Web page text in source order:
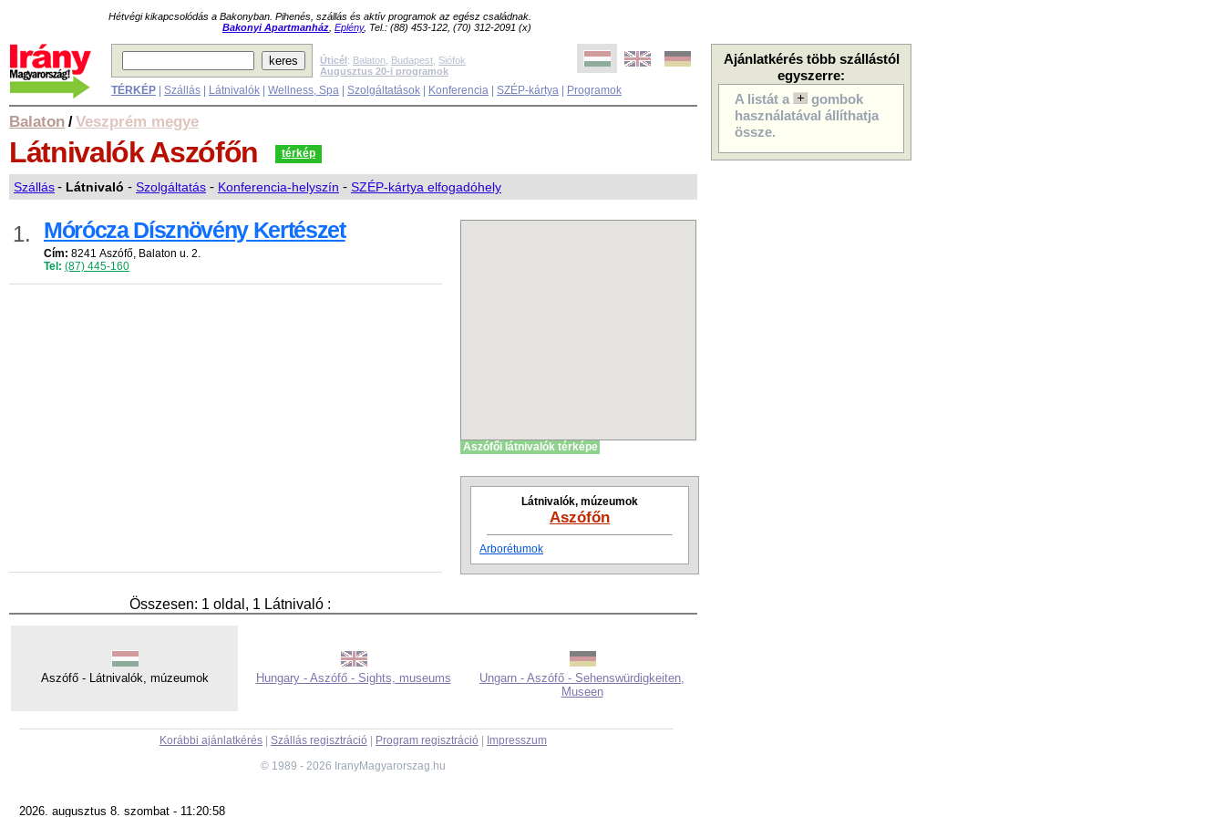
Hétvégi kikapcsolódás a Bakonyban. Pihenés, szállás és aktív programok az egész családnak.
Bakonyi Apartmanház Eplény, Tel.: (88) 453-122, (70) 312-2091 (x)
Ajánlatkérés több szállástól
egyszerre:
A listát a
gombok
használatával állíthatja
össze.
Úticél: Balaton Budapest Siófok
Augusztus 20-i programok
TÉRKÉP Szállás Látnivalók Wellness, Spa Szolgáltatások Konferencia SZÉP-kártya Programok
Balaton /Veszprém megye
LátnivalókAszófőn térkép
Szállás- Látnivaló - Szolgáltatás - Konferencia-helyszín - SZÉP-kártya elfogadóhely
1. Mórócza Dísznövény Kertészet
Cím: 8241 Aszófő, Balaton u. 2.
Tel: (87) 445-160
Összesen: 1 oldal, 1 Látnivaló :
Aszófői látnivalók térképe
Látnivalók, múzeumok
Aszófőn
Arborétumok
Aszófő - Látnivalók, múzeumok Hungary - Aszófő - Sights, museums
Ungarn - Aszófő - Sehenswürdigkeiten,
Museen
Korábbi ajánlatkérés Szállás regisztráció Program regisztráció
Impresszum
© 1989 - 2026 IranyMagyarorszag.hu
2026. augusztus 8. szombat - 11:20:58